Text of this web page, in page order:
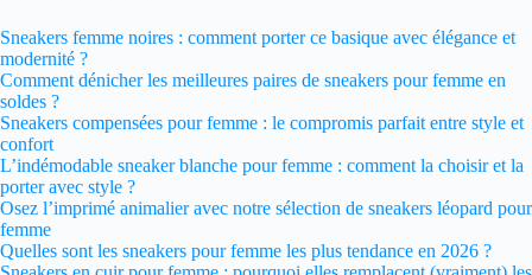
Sneakers femme noires : comment porter ce basique avec élégance et
modernité ?
Comment dénicher les meilleures paires de sneakers pour femme en
soldes ?
Sneakers compensées pour femme : le compromis parfait entre style et
confort
L’indémodable sneaker blanche pour femme : comment la choisir et la
porter avec style ?
Osez l’imprimé animalier avec notre sélection de sneakers léopard pour
femme
Quelles sont les sneakers pour femme les plus tendance en 2026 ?